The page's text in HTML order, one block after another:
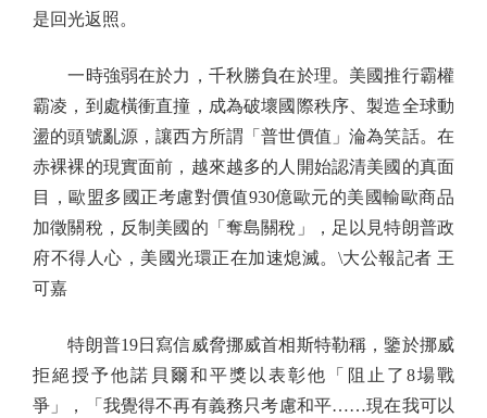
是回光返照。
一時強弱在於力，千秋勝負在於理。美國推行霸權
霸凌，到處橫衝直撞，成為破壞國際秩序、製造全球動
盪的頭號亂源，讓西方所謂「普世價值」淪為笑話。在
赤裸裸的現實面前，越來越多的人開始認清美國的真面
目，歐盟多國正考慮對價值930億歐元的美國輸歐商品
加徵關稅，反制美國的「奪島關稅」，足以見特朗普政
府不得人心，美國光環正在加速熄滅。\大公報記者 王
可嘉
特朗普19日寫信威脅挪威首相斯特勒稱，鑒於挪威
拒絕授予他諾貝爾和平獎以表彰他「阻止了8場戰
爭」，「我覺得不再有義務只考慮和平……現在我可以